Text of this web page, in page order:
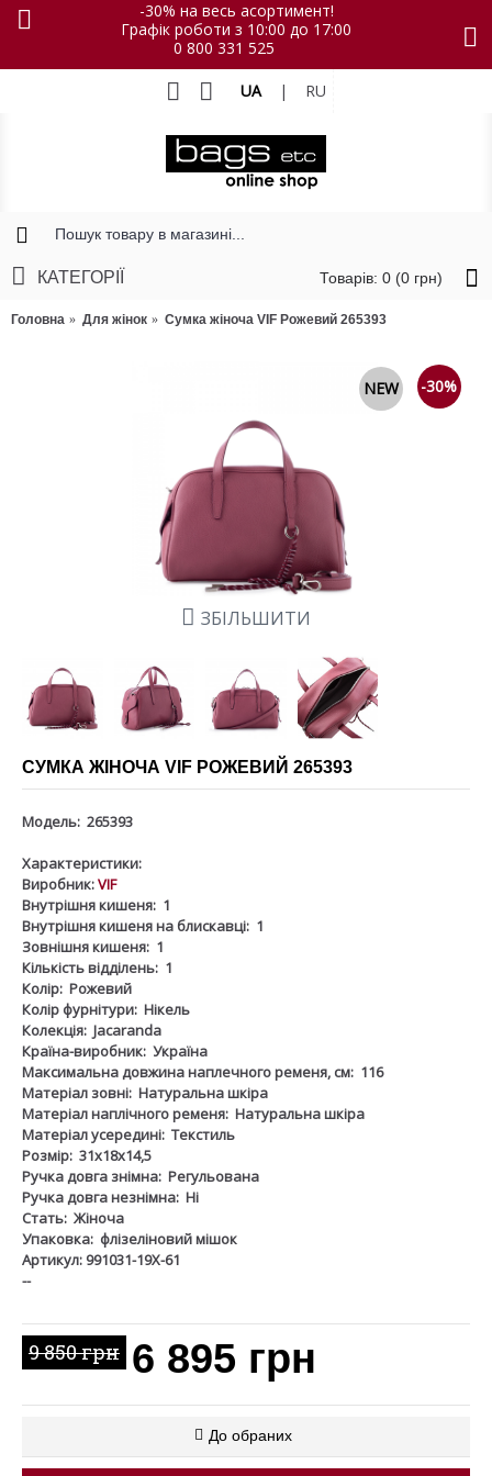
-30% на весь асортимент!
Графік роботи з 10:00 до 17:00
0 800 331 525
UA | RU
Товарів: 0 (0 грн)
КАТЕГОРІЇ
Головна Для жінок Сумка жіноча VIF Рожевий 265393
-30%
NEW
ЗБІЛЬШИТИ
СУМКА ЖІНОЧА VIF РОЖЕВИЙ 265393
Модель: 265393
Характеристики:
Виробник:VIF
Внутрішня кишеня: 1
Внутрішня кишеня на блискавці: 1
Зовнішня кишеня: 1
Кількість відділень: 1
Колір: Рожевий
Колір фурнітури: Нікель
Колекція: Jacaranda
Країна-виробник: Україна
Максимальна довжина наплечного ременя, см: 116
Матеріал зовні: Натуральна шкіра
Матеріал наплічного ременя: Натуральна шкіра
Матеріал усередині: Текстиль
Розмір: 31х18х14,5
Ручка довга знімна: Регульована
Ручка довга незнімна: Ні
Стать: Жіноча
Упаковка: флізеліновий мішок
Артикул: 991031-19Х-61
--
9 850 грн 6 895 грн
До обраних